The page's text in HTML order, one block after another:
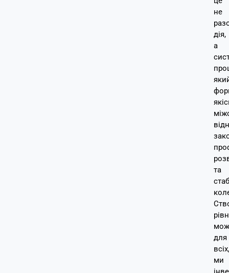
не
дія,
а
та
для
всіх,
ми